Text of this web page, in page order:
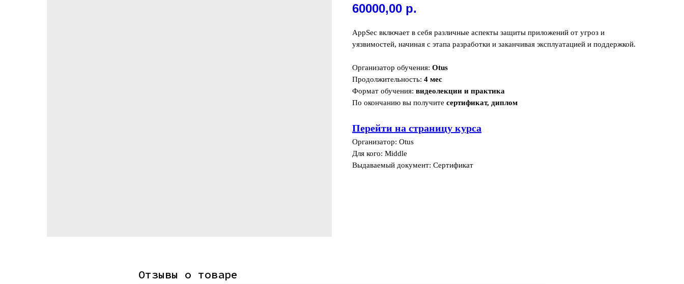
60000,00 р.
AppSec включает в себя различные аспекты защиты приложений от угроз и
уязвимостей, начиная с этапа разработки и заканчивая эксплуатацией и поддержкой.
Организатор обучения: Otus
Продолжительность: 4 мес
Формат обучения: видеолекции и практика
По окончанию вы получите сертификат, диплом
Перейти на страницу курса
Организатор: Otus
Для кого: Middle
Выдаваемый документ: Сертификат
Отзывы о товаре